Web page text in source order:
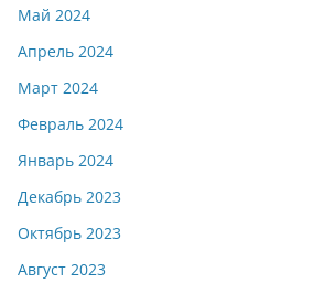
Май 2024
Апрель 2024
Март 2024
Февраль 2024
Январь 2024
Декабрь 2023
Октябрь 2023
Август 2023